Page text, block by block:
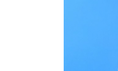
Müəllimlərin işə